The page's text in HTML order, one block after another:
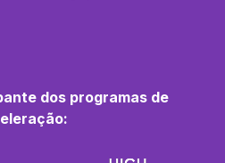
dos programas de